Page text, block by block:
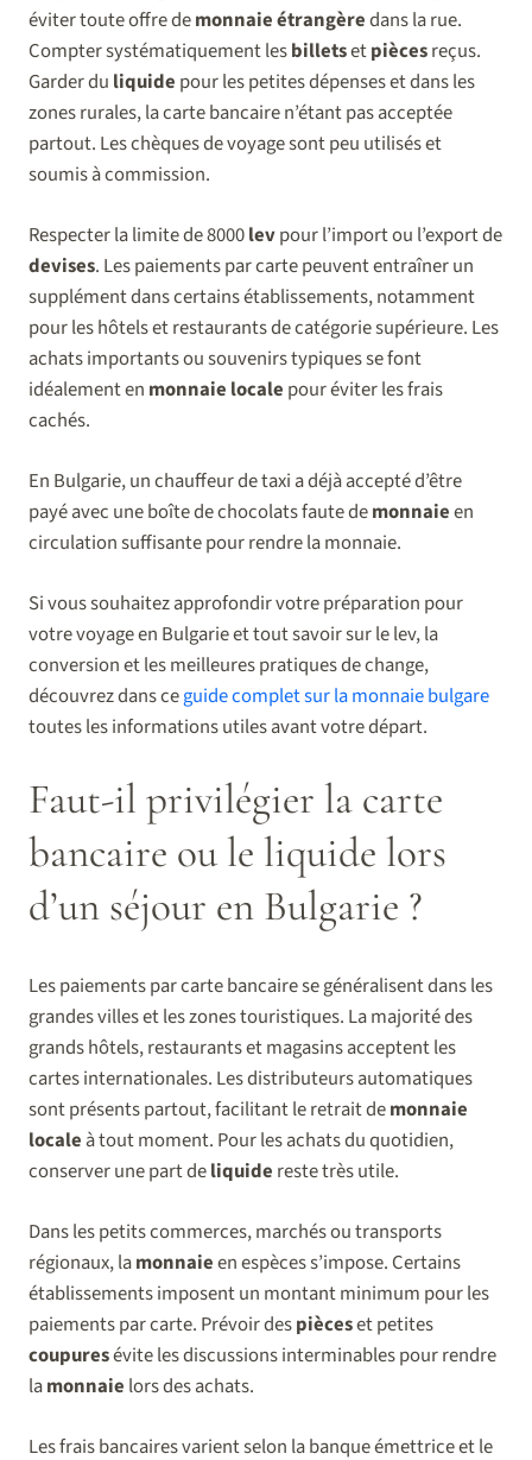
éviter toute offre demonnaie étrangèredans la rue.
Compter systématiquement lesbilletsetpiècesreçus.
Garder du liquide pour les petites dépenses et dans les
zones rurales, la carte bancaire n’étant pas acceptée
partout. Les chèques de voyage sont peu utilisés et
soumis à commission.
Respecter la limite de 8000levpour l’import ou l’export de
devises. Les paiements par carte peuvent entraîner un
supplément dans certains établissements, notamment
pour les hôtels et restaurants de catégorie supérieure. Les
achats importants ou souvenirs typiques se font
idéalement en monnaie locale pour éviter les frais
cachés.
En Bulgarie, un chauffeur de taxi a déjà accepté d’être
payé avec une boîte de chocolats faute demonnaieen
circulation suffisante pour rendre la monnaie.
Si vous souhaitez approfondir votre préparation pour
votre voyage en Bulgarie et tout savoir sur le lev, la
conversion et les meilleures pratiques de change,
découvrez dans ceguide complet sur la monnaie bulgare
toutes les informations utiles avant votre départ.
Faut-il privilégier la carte
bancaire ou le liquide lors
d’un séjour en Bulgarie ?
Les paiements par carte bancaire se généralisent dans les
grandes villes et les zones touristiques. La majorité des
grands hôtels, restaurants et magasins acceptent les
cartes internationales. Les distributeurs automatiques
sont présents partout, facilitant le retrait demonnaie
locale à tout moment. Pour les achats du quotidien,
conserver une part deliquide reste très utile.
Dans les petits commerces, marchés ou transports
régionaux, lamonnaieen espèces s’impose. Certains
établissements imposent un montant minimum pour les
paiements par carte. Prévoir despièceset petites
coupuresévite les discussions interminables pour rendre
lamonnaie lors des achats.
Les frais bancaires varient selon la banque émettrice et le